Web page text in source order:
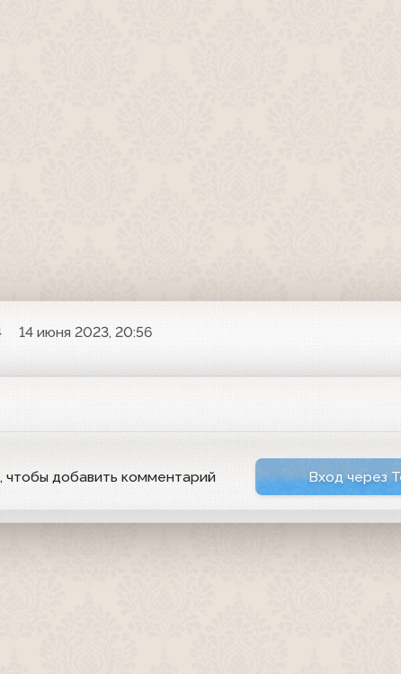
14 июня 2023, 20:56
, чтобы добавить комментарий Вход через